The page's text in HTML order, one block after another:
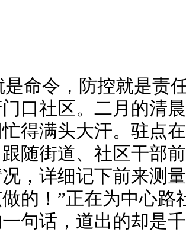
是命令，防控就是责
口社区。二月的清
得满头大汗。驻点
随街道、社区干部
，详细记下前来测
的！”正在为中心路
句话，道出的却是